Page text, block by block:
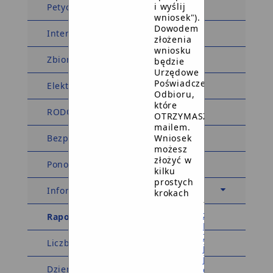
Petycje
Interpelacje
Zbiory rejestry i archiwa
Elektroniczna Skrzynka Podawcza
RODO
Bezpłatna Pomoc Prawna
Ponowne wykorzystanie
Informacje o BIP
Raporty dostępności
Liczba wyświetleń: 6001954
Dziennik zmian w BIP
i wyślij
wniosek").
Dowodem
złożenia
wniosku
będzie
Urzędowe
Poświadczenie
Odbioru,
które
OTRZYMASZ
mailem.
Wniosek
możesz
złożyć w
kilku
prostych
krokach
1
załóż
Profil
Zaufany
jeśli
jeszcze
go